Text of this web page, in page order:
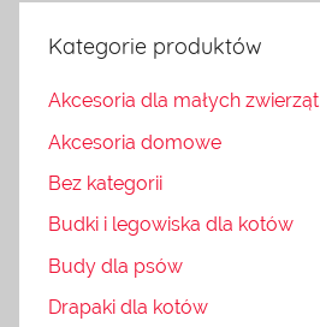
Kategorie produktów
Akcesoria dla małych zwierząt
Akcesoria domowe
Bez kategorii
Budki i legowiska dla kotów
Budy dla psów
Drapaki dla kotów